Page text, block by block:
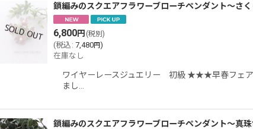
鎖編みのスクエアフラワーブローチペンダント〜さ
6,800円 (税別)
(税込 : 7,480円)
在庫なし
ワイヤーレースジュエリー 初級 ★★★早春フェア
まし…
鎖編みのスクエアフラワーブローチペンダント〜真